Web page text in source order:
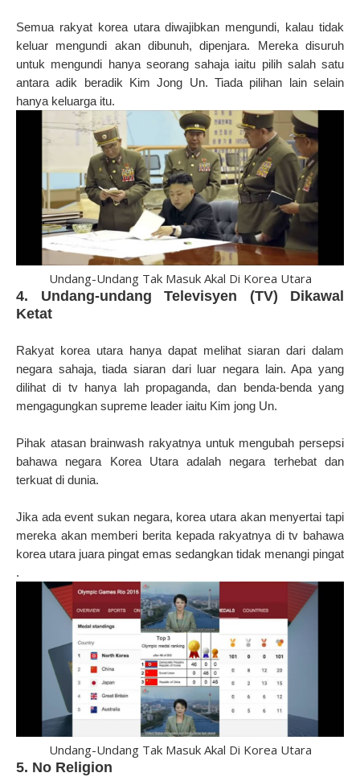
Semua rakyat korea utara diwajibkan mengundi, kalau tidak
keluar mengundi akan dibunuh, dipenjara. Mereka disuruh
untuk mengundi hanya seorang sahaja iaitu pilih salah satu
antara adik beradik Kim Jong Un. Tiada pilihan lain selain
hanya keluarga itu.
Undang-Undang Tak Masuk Akal Di Korea Utara
4. Undang-undang Televisyen (TV) Dikawal
Ketat
Rakyat korea utara hanya dapat melihat siaran dari dalam
negara sahaja, tiada siaran dari luar negara lain. Apa yang
dilihat di tv hanya lah propaganda, dan benda-benda yang
mengagungkan supreme leader iaitu Kim jong Un.
Pihak atasan brainwash rakyatnya untuk mengubah persepsi
bahawa negara Korea Utara adalah negara terhebat dan
terkuat di dunia.
Jika ada event sukan negara, korea utara akan menyertai tapi
mereka akan memberi berita kepada rakyatnya di tv bahawa
korea utara juara pingat emas sedangkan tidak menangi pingat
.
Undang-Undang Tak Masuk Akal Di Korea Utara
5. No Religion